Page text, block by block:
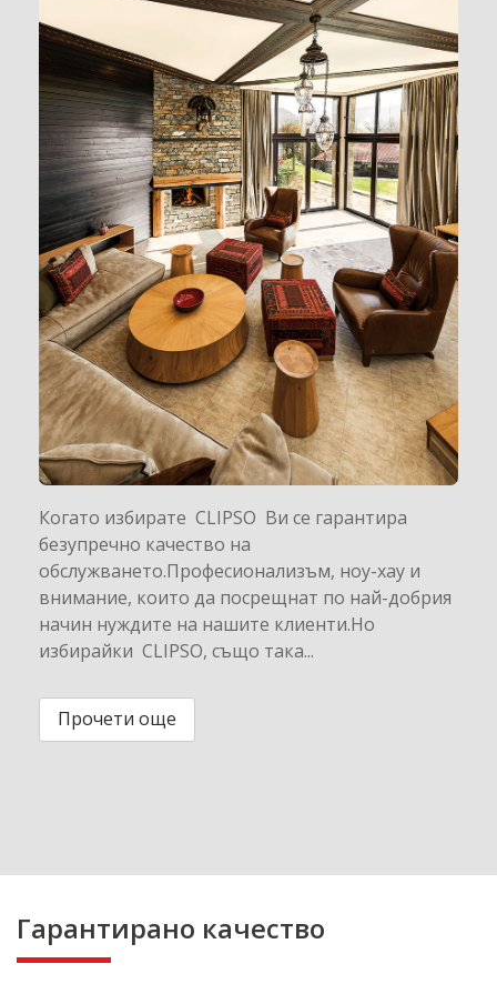
Когато избирате CLIPSO Ви се гарантира
безупречно качество на
обслужването.Професионализъм, ноу-хау и
внимание, които да посрещнат по най-добрия
начин нуждите на нашите клиенти.Но
избирайки CLIPSO, също така...
Прочети още
Гарантирано качество